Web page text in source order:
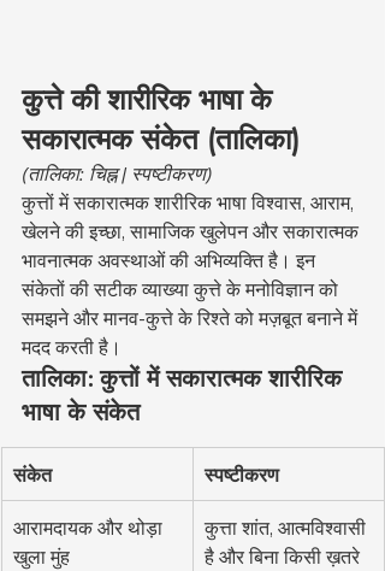
कुत्ते की शारीरिक भाषा के
सकारात्मक संकेत (तालिका)
(तालिका: चिह्न | स्पष्टीकरण)
कुत्तों में सकारात्मक शारीरिक भाषा विश्वास, आराम,
खेलने की इच्छा, सामाजिक खुलेपन और सकारात्मक
भावनात्मक अवस्थाओं की अभिव्यक्ति है। इन
संकेतों की सटीक व्याख्या कुत्ते के मनोविज्ञान को
समझने और मानव-कुत्ते के रिश्ते को मज़बूत बनाने में
मदद करती है।
तालिका: कुत्तों में सकारात्मक शारीरिक
भाषा के संकेत
संकेत स्पष्टीकरण
आरामदायक और थोड़ा
खुला मुंह
कुत्ता शांत, आत्मविश्वासी
है और बिना किसी ख़तरे